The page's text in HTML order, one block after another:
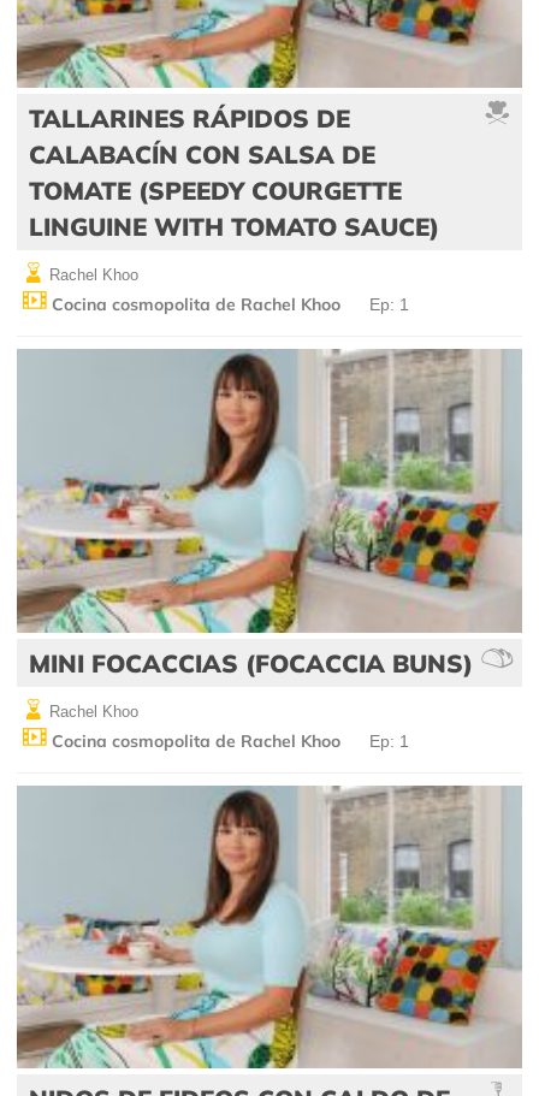
TALLARINES RÁPIDOS DE
CALABACÍN CON SALSA DE
TOMATE (SPEEDY COURGETTE
LINGUINE WITH TOMATO SAUCE)
Rachel Khoo
Cocina cosmopolita de Rachel Khoo Ep: 1
MINI FOCACCIAS (FOCACCIA BUNS)
Rachel Khoo
Cocina cosmopolita de Rachel Khoo Ep: 1